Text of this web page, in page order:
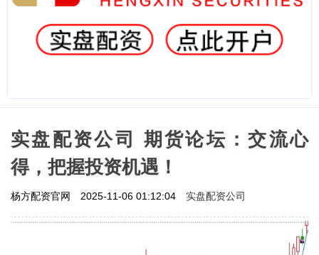
实盘配资公司 期货论坛：交流心
得，把握投资机遇！
杨方配资官网 2025-11-06 01:12:04 实盘配资公司